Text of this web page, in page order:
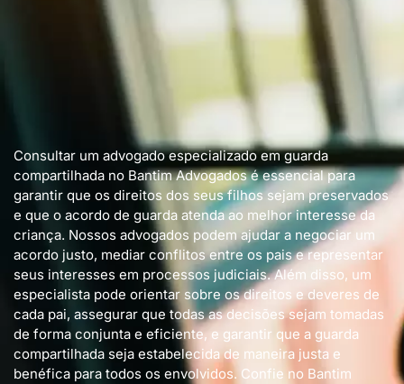
Consultar um advogado especializado em guarda
compartilhada no Bantim Advogados é essencial para
garantir que os direitos dos seus filhos sejam preservados
e que o acordo de guarda atenda ao melhor interesse da
criança. Nossos advogados podem ajudar a negociar um
acordo justo, mediar conflitos entre os pais e representar
seus interesses em processos judiciais. Além disso, um
especialista pode orientar sobre os direitos e deveres de
cada pai, assegurar que todas as decisões sejam tomadas
de forma conjunta e eficiente, e garantir que a guarda
compartilhada seja estabelecida de maneira justa e
benéfica para todos os envolvidos. Confie no Bantim